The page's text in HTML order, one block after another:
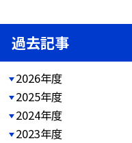
過去記事
2026年度
2025年度
2024年度
2023年度